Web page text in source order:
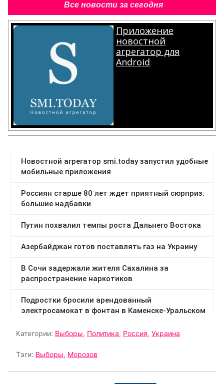
Все новости за сегодня
Приложение
новостной
агрегатор для
Android
.
Категории: Выборы, Политика, Россия, Украина
Тэги: Выборы, Морозов